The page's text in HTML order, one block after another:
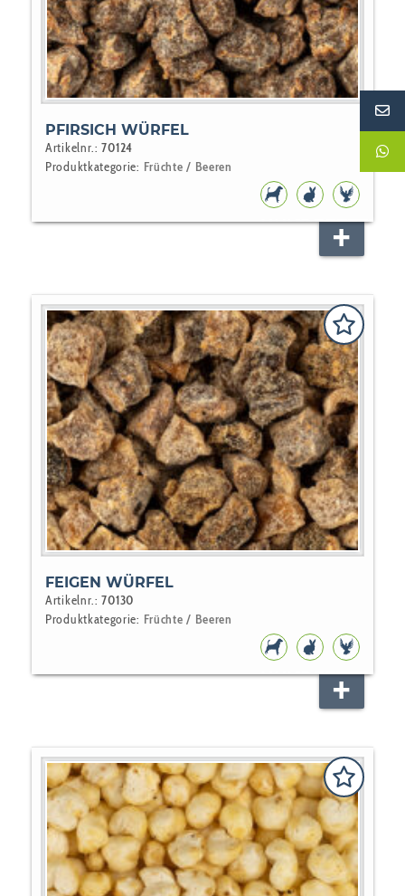
PFIRSICH WÜRFEL
Artikelnr.:70124
Produktkategorie: Früchte / Beeren
HUNDEFUTTER
NAGERVOGEL
FEIGEN WÜRFEL
Artikelnr.:70130
Produktkategorie: Früchte / Beeren
HUNDEFUTTER
NAGERVOGEL